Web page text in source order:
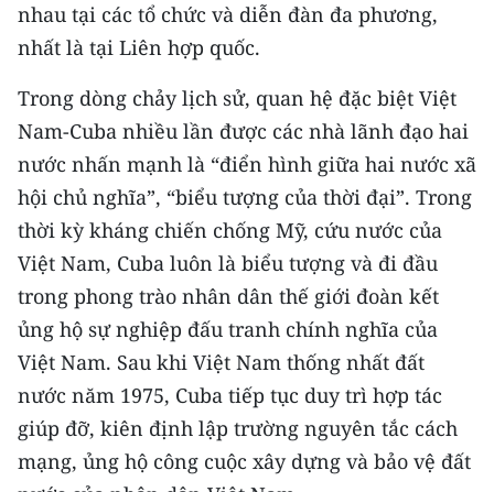
Infographic
TIN MỚI
TIN ĐỊA PHƯƠNG
Trung du và miền núi phía Bắc
Đồng bằng sông Hồng
Bắc Trung Bộ
Duyên hải Nam Trung Bộ và Tây
Nguyên
Đông Nam Bộ
nhau tại các tổ chức và diễn đàn đa phương,
nhất là tại Liên hợp quốc.
Trong dòng chảy lịch sử, quan hệ đặc biệt Việt
Nam-Cuba nhiều lần được các nhà lãnh đạo hai
nước nhấn mạnh là “điển hình giữa hai nước xã
hội chủ nghĩa”, “biểu tượng của thời đại”. Trong
thời kỳ kháng chiến chống Mỹ, cứu nước của
Việt Nam, Cuba luôn là biểu tượng và đi đầu
trong phong trào nhân dân thế giới đoàn kết
ủng hộ sự nghiệp đấu tranh chính nghĩa của
Việt Nam. Sau khi Việt Nam thống nhất đất
nước năm 1975, Cuba tiếp tục duy trì hợp tác
giúp đỡ, kiên định lập trường nguyên tắc cách
mạng, ủng hộ công cuộc xây dựng và bảo vệ đất